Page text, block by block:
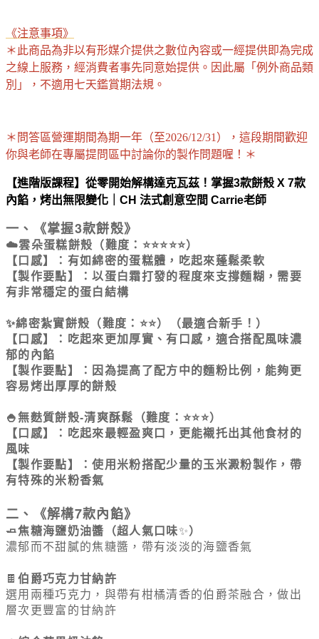
《注意事項》
＊此商品為非以有形媒介提供之數位內容或一經提供即為完成
之線上服務，經消費者事先同意始提供。因此屬「例外商品類
別」，不適用七天鑑賞期法規。
＊問答區營運期間為期一年（至2026/12/31），這段期間歡迎
你與老師在專屬提問區中討論你的製作問題喔！＊
【進階版課程】從零開始解構達克瓦茲！掌握3款餅殼 X 7款
內餡，烤出無限變化｜CH 法式創意空間 Carrie老師
一、《掌握3款餅殼》
☁️雲朵蛋糕餅殼（難度：⭐⭐⭐⭐⭐）
【口感】：有如綿密的蛋糕體，吃起來蓬鬆柔軟
【製作要點】：以蛋白霜打發的程度來支撐麵糊，需要
有非常穩定的蛋白結構
✨綿密紮實餅殼（難度：⭐⭐）（最適合新手！）
【口感】：吃起來更加厚實、有口感，適合搭配風味濃
郁的內餡
【製作要點】：因為提高了配方中的麵粉比例，能夠更
容易烤出厚厚的餅殼
🍚無麩質餅殼-清爽酥鬆（難度：⭐⭐⭐）
【口感】：吃起來最輕盈爽口，更能襯托出其他食材的
風味
【製作要點】：使用米粉搭配少量的玉米澱粉製作，帶
有特殊的米粉香氣
二、《解構7款內餡》
🧈焦糖海鹽奶油醬（超人氣口味✨）
濃郁而不甜膩的焦糖醬，帶有淡淡的海鹽香氣
🍫伯爵巧克力甘納許
選用兩種巧克力，與帶有柑橘清香的伯爵茶融合，做出
層次更豐富的甘納許